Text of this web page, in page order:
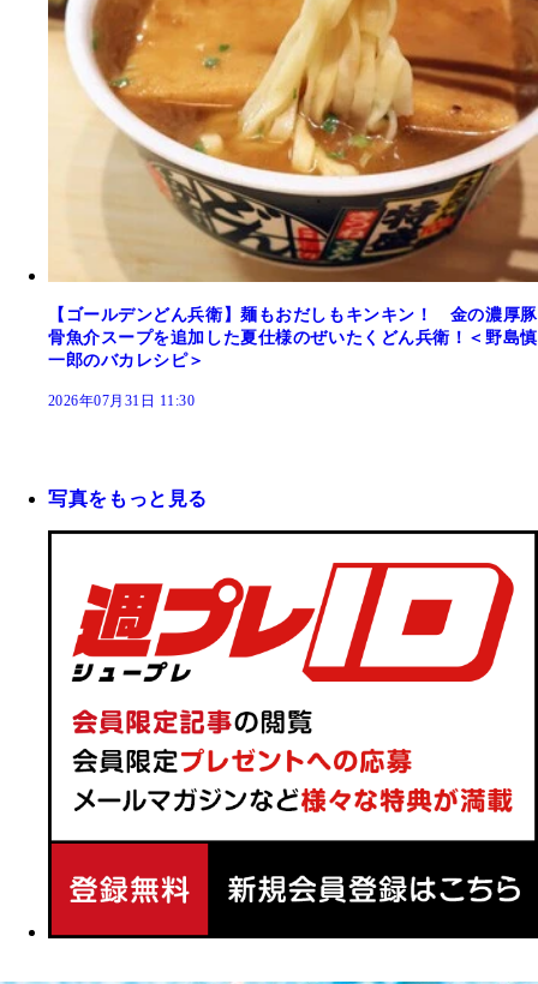
【ゴールデンどん兵衛】麺もおだしもキンキン！ 金の濃厚豚
骨魚介スープを追加した夏仕様のぜいたくどん兵衛！＜野島慎
一郎のバカレシピ＞
2026年07月31日 11:30
写真をもっと見る